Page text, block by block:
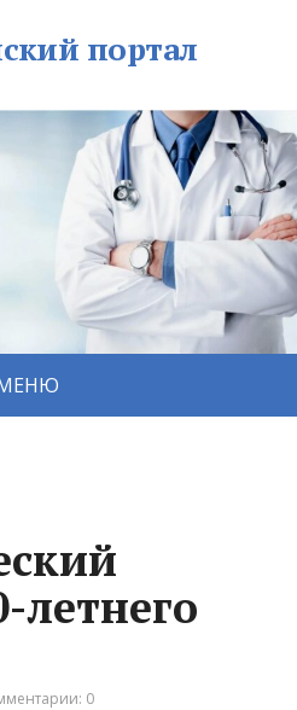
портал
летнего
0